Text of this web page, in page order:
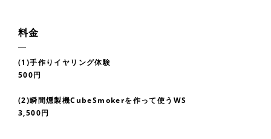
料金
(1)手作りイヤリング体験
500円
(2)瞬間燻製機CubeSmokerを作って使うWS
3,500円